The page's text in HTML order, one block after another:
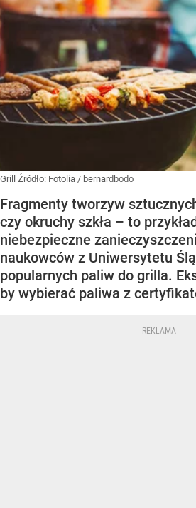
Grill Źródło: Fotolia / bernardbodo
Fragmenty tworzyw
czy okruchy szkła – to
niebezpieczne
naukowców z Uniwersytetu
popularnych paliw do grilla.
by wybierać paliwa z